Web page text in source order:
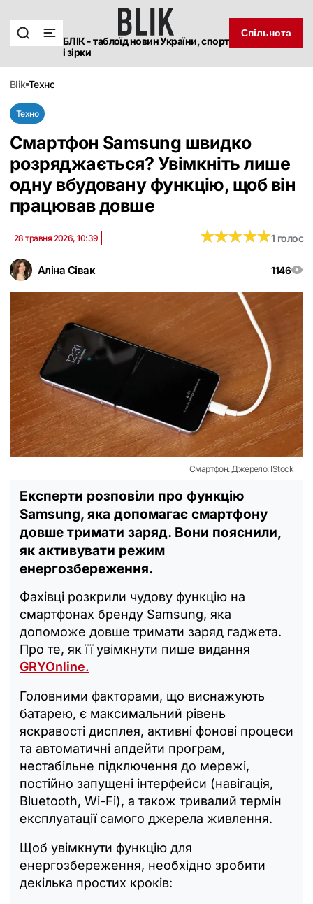
БЛІК - таблоїд новин України, спорт
і зірки
Спільнота
blik техно
Техно
Смартфон Samsung швидко
розряджається? Увімкніть лише
одну вбудовану функцію, щоб він
працював довше
Аліна Сівак 1146
28 травня 2026, 10:39 ★★★★★
★★★★★1 голос
Смартфон. Джерело: IStock
Експерти розповіли про функцію
Samsung, яка допомагає смартфону
довше тримати заряд. Вони пояснили,
як активувати режим
енергозбереження.
Фахівці розкрили чудову функцію на
смартфонах бренду Samsung, яка
допоможе довше тримати заряд гаджета.
Про те, як її увімкнути пише видання
GRYOnline.
Головними факторами, що виснажують
батарею, є максимальний рівень
яскравості дисплея, активні фонові процеси
та автоматичні апдейти програм,
нестабільне підключення до мережі,
постійно запущені інтерфейси (навігація,
Bluetooth, Wi-Fi), а також тривалий термін
експлуатації самого джерела живлення.
Щоб увімкнути функцію для
енергозбереження, необхідно зробити
декілька простих кроків: